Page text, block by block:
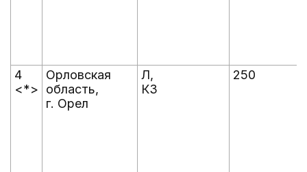
4
<*>
Орловская
область,
г. Орел
Л,
КЗ
250